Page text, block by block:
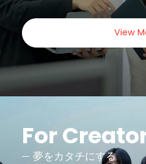
View
For
夢をカタチにする